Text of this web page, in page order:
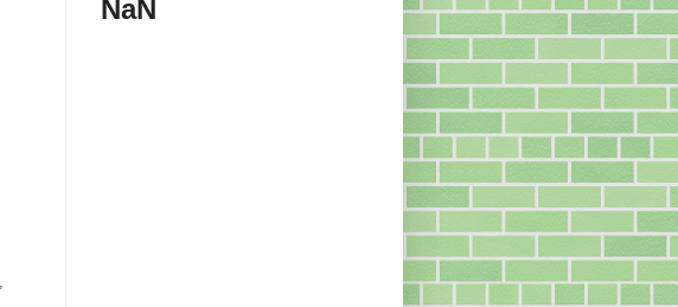
NaN